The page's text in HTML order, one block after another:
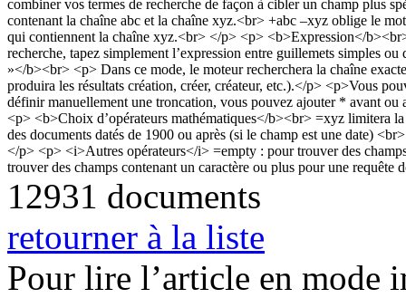
12931 documents
retourner à la liste
Pour lire l’article en mode